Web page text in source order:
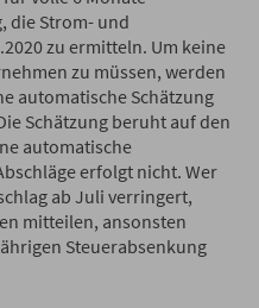
die Strom- und
zu ermitteln. Um keine
zu müssen, werden
automatische Schätzung
Schätzung beruht auf den
automatische
erfolgt nicht. Wer
ab Juli verringert,
mitteilen, ansonsten
Steuerabsenkung